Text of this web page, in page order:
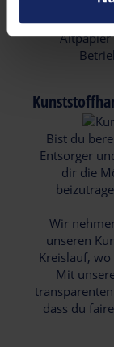
wir
gängigen
Altpapier
Bist du
Entsorger
dir die
Wir
unseren
Kreislauf,
Mit
dass du